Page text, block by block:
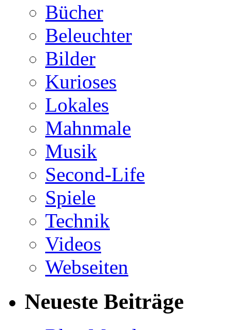
Bücher
Beleuchter
Bilder
Kurioses
Lokales
Mahnmale
Musik
Second-Life
Spiele
Technik
Videos
Webseiten
Neueste Beiträge